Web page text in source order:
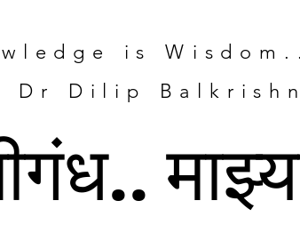
is
Dr Dilip